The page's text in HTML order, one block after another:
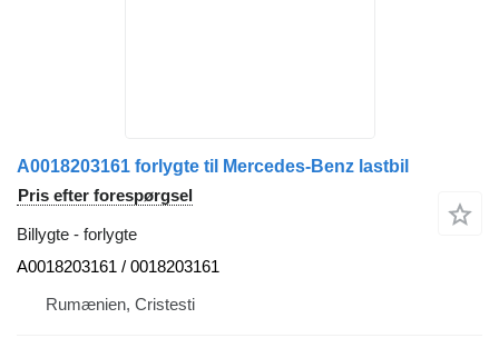
A0018203161 forlygte til Mercedes-Benz lastbil
Pris efter forespørgsel
Billygte - forlygte
A0018203161 / 0018203161
Rumænien, Cristesti